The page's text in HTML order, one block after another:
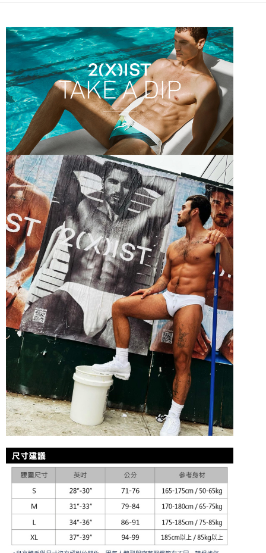
１．於結帳方式選擇「AFTEE先享後付」後，將跳轉至「AFTEE先享後付」
結帳頁面，進行簡訊認證並確認金額後，即可完成結帳。
２．訂單成立數日內，您將收到繳費通知簡訊。
３．收到繳費通知簡訊後14天內，點擊此簡訊中的連結，可透過四大超商／
ATM／網路銀行／等多元方式進行付款，方視為交易完成。
※ 請注意：結帳手續完成當下不需立刻繳費，但若您需要取消訂單，請聯絡
購買商品的店家。未經商家同意取消之訂單仍視為有效，需透過AFTEE先享
後付繳納相關費用。
※ 交易是否成功請以「AFTEE先享後付 」之結帳頁面顯示為準，若有關於
是否繳費成功／繳費後需取消欲退款等相關疑問，請聯繫「AFTEE先享後付
客戶支援中心」https://netprotections.freshdesk.com/support/home
【注意事項】
１．透過由恩沛科技股份有限公司提供之「AFTEE先享後付」服務完成之交
易，需依本服務之必要範圍內提供個人資料，並將交易相關給付款項請求債
權轉讓予恩沛科技股份有限公司。
２．關於個人資料處理事宜，請瀏覽以下網址：
https://aftee.tw/terms/#terms3
３．未成年的使用者請事先徵得法定代理人或監護人之同意方可使用
「AFTEE先享後付」，若未經同意申辦者引起之損失，本公司不負相關責
任。
４．使用「AFTEE先享後付」時，將依據個別帳號之用戶狀況，依本公司即
時審查核予不同之上限額度；若仍有額度不足之情形，本公司將視審查結果
請求用戶進行身份認證。
５．嚴禁一人註冊多個帳號或使用他人資訊註冊。若發現惡意使用之情形，
恩沛科技股份有限公司將有權停止該用戶之使用額度並採取法律行動。
付款後全家取貨
每筆NT$80，滿NT$1,200(含以上)免運費
7-11取貨付款
每筆NT$80，滿NT$1,200(含以上)免運費
付款後7-11取貨
每筆NT$80，滿NT$1,200(含以上)免運費
宅配
每筆NT$85，滿NT$1,200(含以上)免運費
澎湖、金門、馬祖、小琉球、綠島、蘭嶼(郵局配送)
每筆NT$125
郵局快捷(隔天到貨，需先line@客服通知小編)
每筆NT$100
海外宅配 查看運費